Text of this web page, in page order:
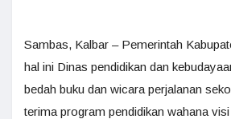
Sambas, Kalbar – Pemerintah
hal ini Dinas pendidikan dan
bedah buku dan wicara perjalanan
terima program pendidikan wahana